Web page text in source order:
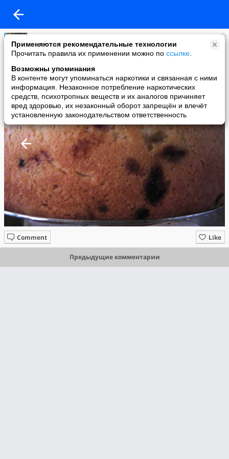
Применяются рекомендательные технологии
Прочитать правила их применении можно по ссылке
Возможны упоминания
В контенте могут упоминаться наркотики и связанная с ними
информация. Незаконное потребление наркотических
средств, психотропных веществ и их аналогов причиняет
вред здоровью, их незаконный оборот запрещён и влечёт
установленную законодательством ответственность
вау
added a photo
13 Jul в 20:22
Like
Comment
Предыдущие комментарии